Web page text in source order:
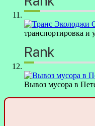
транспортировка и
Вывоз мусора в